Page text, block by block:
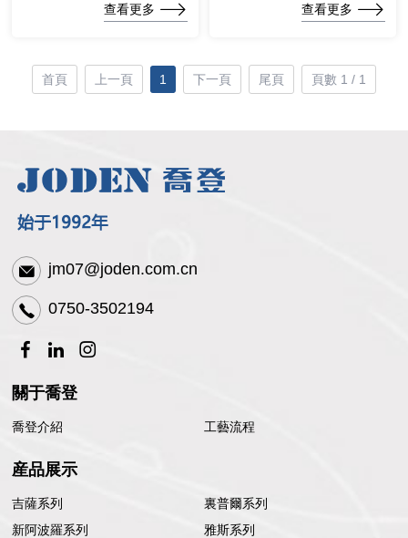
查看更多
查看更多
首頁 上一頁 1 下一頁 尾頁 頁數 1 / 1
jm07@joden.com.cn
0750-3502194
關于喬登
喬登介紹 工藝流程
産品展示
吉薩系列
裏普爾系列
新阿波羅系列
雅斯系列